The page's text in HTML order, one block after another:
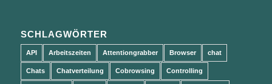
SCHLAGWÖRTER
API Arbeitszeiten Attentiongrabber Browser chat
Chats Chatverteilung Cobrowsing Controlling